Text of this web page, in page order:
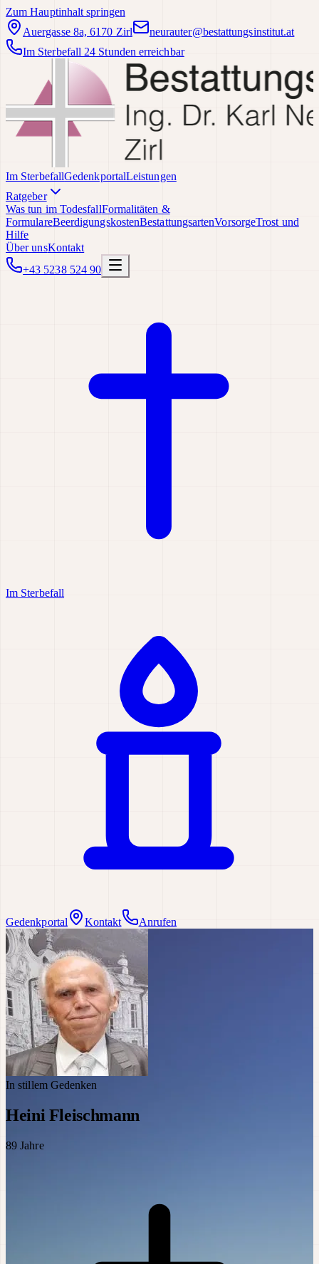
Zum Hauptinhalt springen
Auergasse 8a, 6170 Zirl
neurauter@bestattungsinstitut.at
Im Sterbefall 24 Stunden erreichbar
Im SterbefallGedenkportalLeistungen
Ratgeber
Was tun im TodesfallFormalitäten &
FormulareBeerdigungskostenBestattungsartenVorsorgeTrost und
Hilfe
Über unsKontakt
+43 5238 524 90
Im Sterbefall
Gedenkportal Kontakt Anrufen
In stillem Gedenken
Heini Fleischmann
89 Jahre